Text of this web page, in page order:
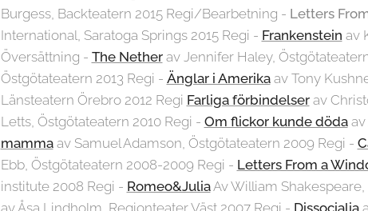
Burgess, Backteatern 2015 Regi/Bearbetning - Letters
International, Saratoga Springs 2015 Regi - Frankenstein av
Översättning - The Netherav Jennifer Haley,
Östgötateatern 2013 Regi - Änglar i Amerikaav Tony
Länsteatern Örebro 2012 Regi Farliga förbindelserav
Letts, Östgötateatern 2010 Regi - Om flickor kunde dödaav
mammaav Samuel Adamson, Östgötateatern 2009 Regi -
Ebb, Östgötateatern 2008-2009 Regi - Letters From a
institute 2008 Regi - Romeo&JuliaAv William
av Åsa Lindholm, Regionteater Väst 2007 Regi - Dissocialia